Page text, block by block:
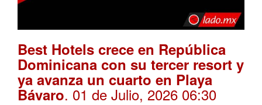
Best Hotels crece en República
Dominicana con su tercer resort y
ya avanza un cuarto en Playa
Bávaro. 01 de Julio, 2026 06:30